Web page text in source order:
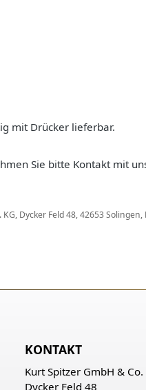
mit Drücker lieferbar.
Sie bitte Kontakt mit
Dycker Feld 48, 42653
KONTAKT
Kurt Spitzer GmbH & Co.
Dycker Feld 48